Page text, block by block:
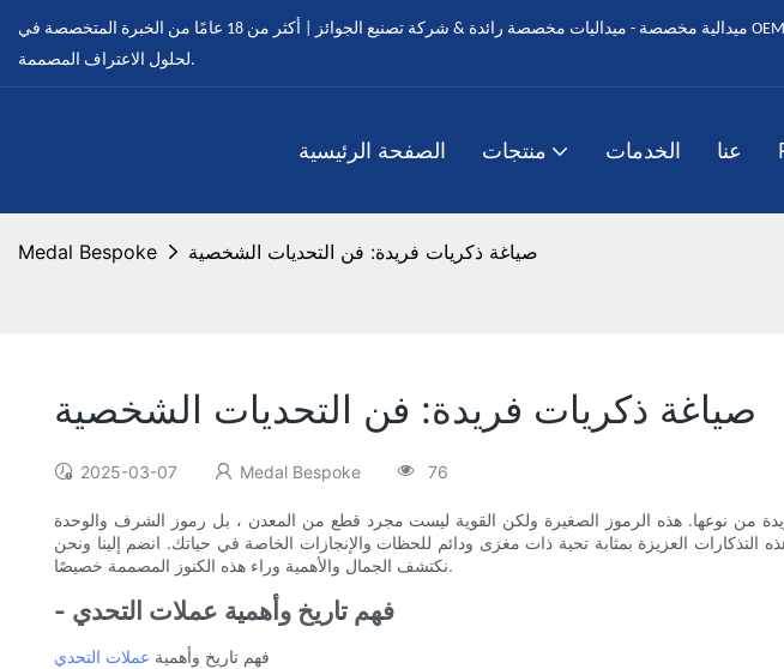
ميدالية مخصصة - ميداليات مخصصة رائدة & شركة تصنيع الجوائز | أكثر من 18 عامًا من الخبرة المتخصصة في OEM & خدمات ODM
لحلول الاعتراف المصممة.
الصفحة الرئيسية منتجات الخدمات عنا
Medal Bespoke صياغة ذكريات فريدة: فن التحديات الشخصية
صياغة ذكريات فريدة: فن التحديات الشخصية
2025-03-07 Medal Bespoke 76
من نوعها. هذه الرموز الصغيرة ولكن القوية ليست مجرد قطع من المعدن ، بل رموز الشرف والوحدة
العزيزة بمثابة تحية ذات مغزى ودائم للحظات والإنجازات الخاصة في حياتك. انضم إلينا ونحن
نكتشف الجمال والأهمية وراء هذه الكنوز المصممة خصيصًا.
- فهم تاريخ وأهمية عملات التحدي
فهم تاريخ وأهمية عملات التحدي